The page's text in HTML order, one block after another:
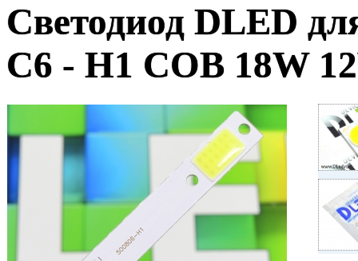
Светодиод DLED
С6 - H1 COB 18W